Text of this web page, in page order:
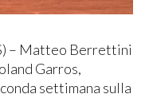
– Matteo Berrettini
Garros,
settimana sulla